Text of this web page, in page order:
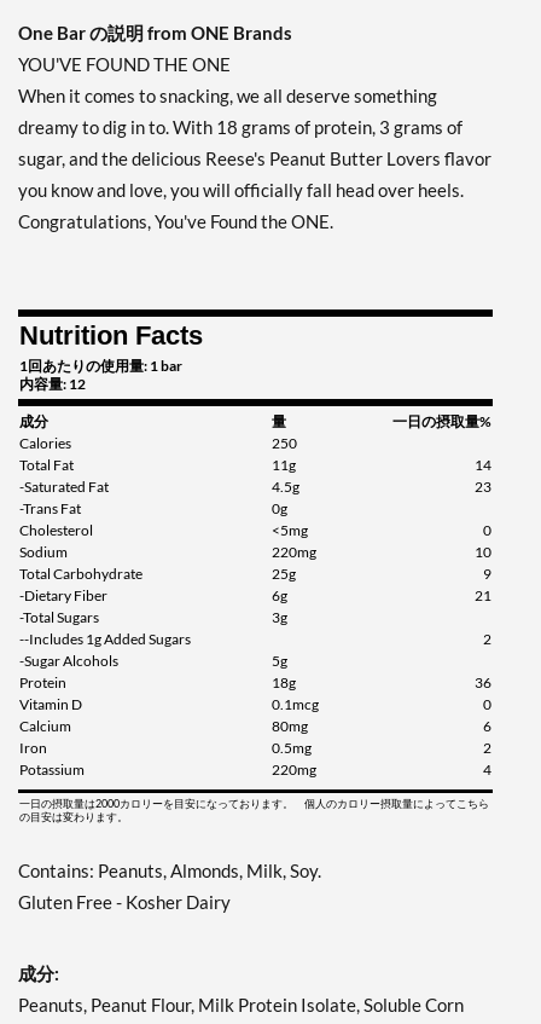
ディスカウント％ 63%
Chocolate Almond Bliss 12
販売価格: AU$40.09
SALE!
Chocolate Chip Cookie
Dough 12 bars
販売価格: AU$33.35
ディスカウント％ 63%
カートに入れる »
Cinnamon Roll 12 bars
販売価格: AU$41.70
ディスカウント％ 54%
カートに入れる »
Cinnamon Roll USE BY
販売価格: AU$26.68
ディスカウント％ 71%
Fruity Cereal 12 bars
販売価格: AU$33.35
カートに入れる »
One Bar の説明 from ONE Brands
YOU'VE FOUND THE ONE
When it comes to snacking, we all deserve something
dreamy to dig in to. With 18 grams of protein, 3 grams of
sugar, and the delicious Reese's Peanut Butter Lovers flavor
you know and love, you will officially fall head over heels.
Congratulations, You've Found the ONE.
Nutrition Facts
1回あたりの使用量: 1 bar
内容量: 12
成分 量
一日の摂取量%
Calories
250
Total Fat
11g
14
-Saturated Fat
4.5g
23
-Trans Fat
0g
Cholesterol
<5mg
0
Sodium
220mg
10
Total Carbohydrate
25g
9
-Dietary Fiber
6g
21
-Total Sugars
3g
--Includes 1g Added Sugars
2
-Sugar Alcohols
5g
Protein
18g
36
Vitamin D
0.1mcg
0
Calcium
80mg
6
Iron
0.5mg
2
Potassium
220mg 4
一日の摂取量は2000カロリーを目安になっております。 個人のカロリー摂取量によってこちら
の目安は変わります。
Contains: Peanuts, Almonds, Milk, Soy.
Gluten Free - Kosher Dairy
成分:
Peanuts, Peanut Flour, Milk Protein Isolate, Soluble Corn